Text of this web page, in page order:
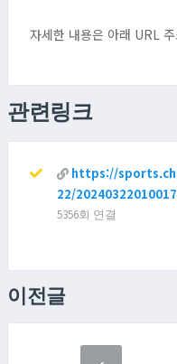
자세한 내용은 아래 URL
관련링크
https://
22/
5356회 연결
이전글